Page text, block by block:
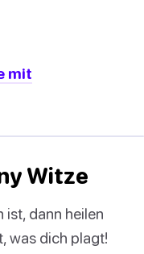
mit
Witze
ist, dann heilen
was dich plagt!